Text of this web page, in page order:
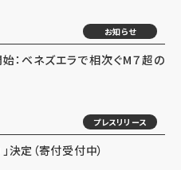
お知らせ
：ベネズエラで相次ぐM７超の
プレスリリース
決定（寄付受付中）